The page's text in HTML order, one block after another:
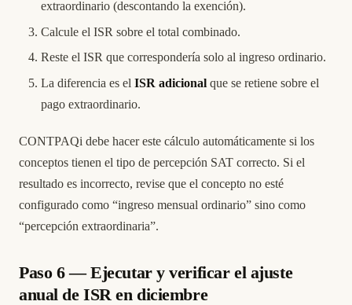
extraordinario (descontando la exención).
Calcule el ISR sobre el total combinado.
Reste el ISR que correspondería solo al ingreso ordinario.
La diferencia es el ISR adicional que se retiene sobre el
pago extraordinario.
CONTPAQi debe hacer este cálculo automáticamente si los
conceptos tienen el tipo de percepción SAT correcto. Si el
resultado es incorrecto, revise que el concepto no esté
configurado como “ingreso mensual ordinario” sino como
“percepción extraordinaria”.
Paso 6 — Ejecutar y verificar el ajuste
anual de ISR en diciembre